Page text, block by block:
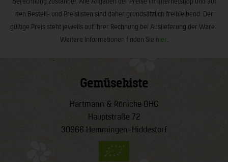
den Bestell- und Preislisten sind daher grundsätzlich freibleibend. Der
gültige Preis steht jeweils auf Ihrer Rechnung bei Auslieferung der Ware.
Weitere Informationen finden Sie hier
Gemüsekiste
Hartmann & Rönicke OHG
Hauptstraße 72
30966 Hemmingen-Hiddestorf